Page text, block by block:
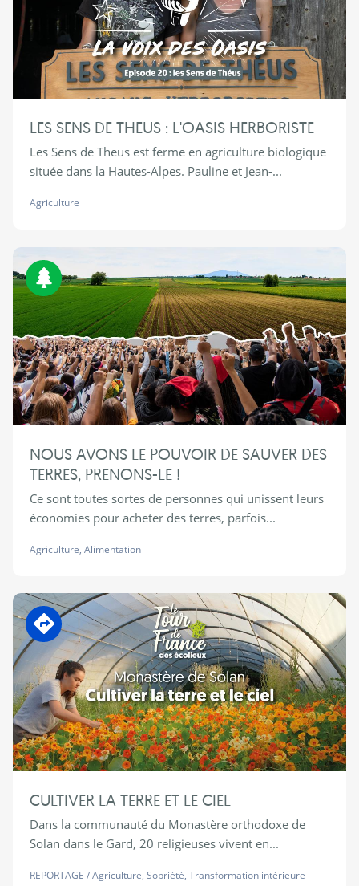
LES SENS DE THEUS : L'OASIS HERBORISTE
Les Sens de Theus est ferme en agriculture biologique
située dans la Hautes-Alpes. Pauline et Jean-...
Agriculture
Biodiversité
NOUS AVONS LE POUVOIR DE SAUVER DES
TERRES, PRENONS-LE !
Ce sont toutes sortes de personnes qui unissent leurs
économies pour acheter des terres, parfois...
Agriculture, Alimentation
En transition
CULTIVER LA TERRE ET LE CIEL
Dans la communauté du Monastère orthodoxe de
Solan dans le Gard, 20 religieuses vivent en...
REPORTAGE /Agriculture, Sobriété, Transformation intérieure